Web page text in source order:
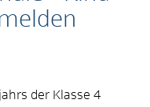
der Klasse 4